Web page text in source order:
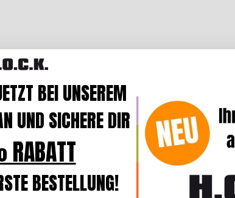
BEI UNSEREM
UND SICHERE DIR
BESTELLUNG!